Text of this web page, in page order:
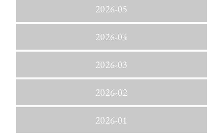
2026-05
2026-04
2026-03
2026-02
2026-01